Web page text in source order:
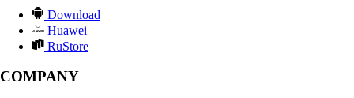
Download
Huawei
RuStore
COMPANY